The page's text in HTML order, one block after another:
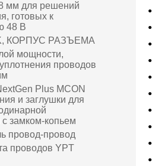
мм для решений
готовых к
48 В
КОРПУС РАЗЪЕМА
мощности,
проводов
Plus MCON
и заглушки для
замком-копьем
провод-провод
проводов YPT